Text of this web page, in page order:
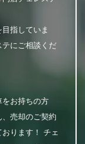
指していま
にご相談くだ
をお持ちの方
売却のご契約
ります！ チェ